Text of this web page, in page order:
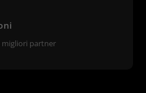
migliori partner